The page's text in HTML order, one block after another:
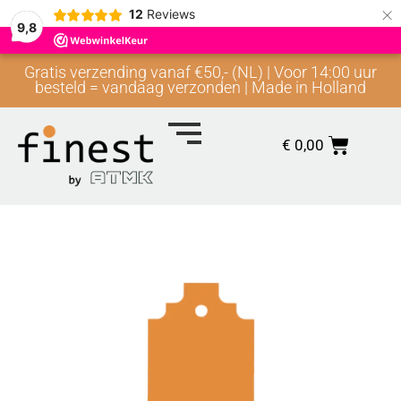
9,8
12 Reviews ×
Gratis verzending vanaf €50,- (NL) | Voor 14:00 uur
besteld = vandaag verzonden | Made in Holland
€ 0,00